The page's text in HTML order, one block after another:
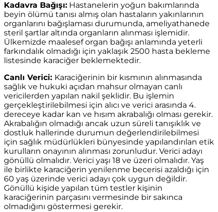
Kadavra Bağışı: Hastanelerin yoğun bakımlarında
beyin ölümü tanısı almış olan hastaların yakınlarının
organlarını bağışlaması durumunda, ameliyathanede
steril şartlar altında organların alınması işlemidir.
Ülkemizde maalesef organ bağışı anlamında yeterli
farkındalık olmadığı için yaklaşık 2500 hasta bekleme
listesinde karaciğer beklemektedir.
Canlı Verici: Karaciğerinin bir kısmının alınmasında
sağlık ve hukuki açıdan mahsur olmayan canlı
vericilerden yapılan nakil şeklidir. Bu işlemin
gerçekleştirilebilmesi için alıcı ve verici arasında 4.
dereceye kadar kan ve hısım akrabalığı olması gerekir.
Akrabalığın olmadığı ancak uzun süreli tanışıklık ve
dostluk hallerinde durumun değerlendirilebilmesi
için sağlık müdürlükleri bünyesinde yapılandırılan etik
kurulların onayının alınması zorunludur. Verici adayı
gönüllü olmalıdır. Verici yaşı 18 ve üzeri olmalıdır. Yaş
ile birlikte karaciğerin yenilenme becerisi azaldığı için
60 yaş üzerinde verici adayı çok uygun değildir.
Gönüllü kişide yapılan tüm testler kişinin
karaciğerinin parçasını vermesinde bir sakınca
olmadığını göstermesi gerekir.